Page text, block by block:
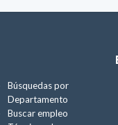
Búsquedas por
Departamento
Buscar empleo